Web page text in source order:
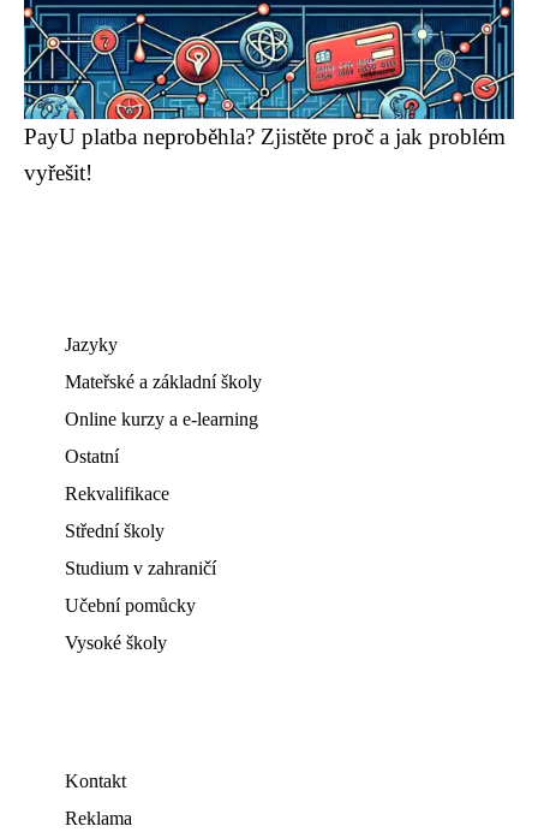
PayU platba neproběhla? Zjistěte proč a jak problém
vyřešit!
Jazyky
Mateřské a základní školy
Online kurzy a e-learning
Ostatní
Rekvalifikace
Střední školy
Studium v zahraničí
Učební pomůcky
Vysoké školy
Kontakt
Reklama